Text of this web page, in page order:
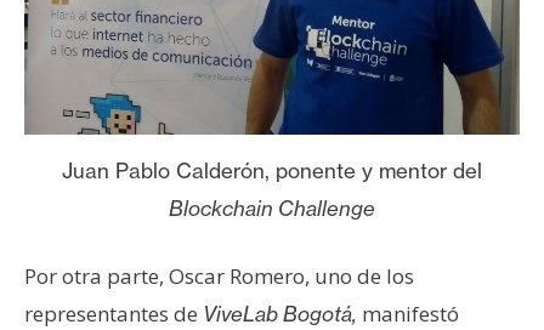
d
a
Juan Pablo Calderón, ponente y mentor del
Blockchain Challenge
Por otra parte, Oscar Romero, uno de los
representantes de ViveLab Bogotá, manifestó